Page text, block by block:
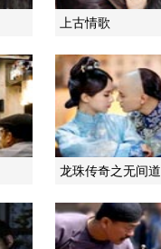
上古情歌
龙珠传奇之无间道